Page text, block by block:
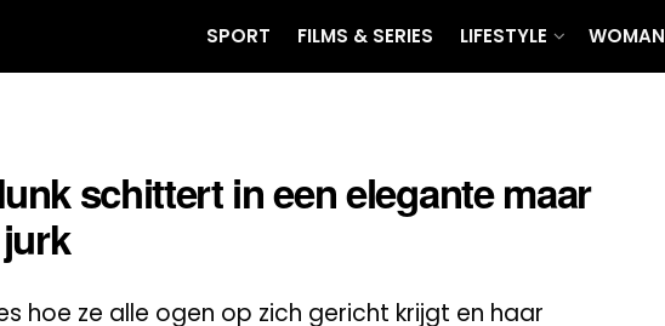
SPORT FILMS & SERIES LIFESTYLE WOMAN
schittert in een elegante maar
hoe ze alle ogen op zich gericht krijgt en haar